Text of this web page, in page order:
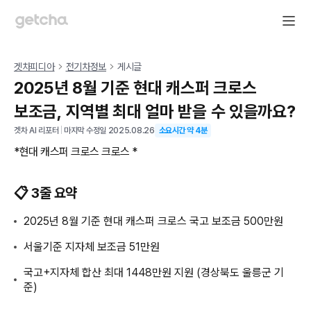
겟차피디아 전기차정보 게시글
2025년 8월 기준 현대 캐스퍼 크로스
보조금, 지역별 최대 얼마 받을 수 있을까요?
겟차 AI 리포터 마지막 수정일 2025.08.26 소요시간 약4분
*현대 캐스퍼 크로스 크로스 *
📋 3줄 요약
2025년 8월 기준 현대 캐스퍼 크로스 국고 보조금 500만원
서울기준 지자체 보조금 51만원
국고+지자체 합산 최대 1448만원 지원 (경상북도 울릉군 기
준)